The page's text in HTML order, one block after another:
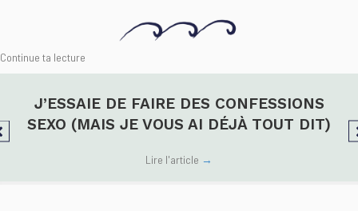
Continue ta lecture
J’ESSAIE DE FAIRE DES CONFESSIONS
SEXO (MAIS JE VOUS AI DÉJÀ TOUT DIT)
Lire l'article →